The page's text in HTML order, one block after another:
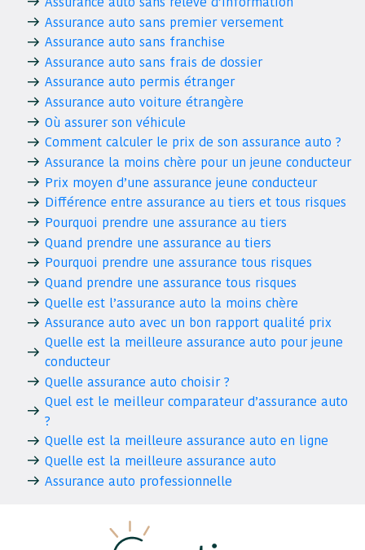
Assurance auto sans premier versement
Assurance auto sans franchise
Assurance auto sans frais de dossier
Assurance auto permis étranger
Assurance auto voiture étrangère
Où assurer son véhicule
Comment calculer le prix de son assurance auto ?
Assurance la moins chère pour un jeune conducteur
Prix moyen d’une assurance jeune conducteur
Différence entre assurance au tiers et tous risques
Pourquoi prendre une assurance au tiers
Quand prendre une assurance au tiers
Pourquoi prendre une assurance tous risques
Quand prendre une assurance tous risques
Quelle est l’assurance auto la moins chère
Assurance auto avec un bon rapport qualité prix
Quelle est la meilleure assurance auto pour jeune
conducteur
Quelle assurance auto choisir ?
Quel est le meilleur comparateur d’assurance auto
?
Quelle est la meilleure assurance auto en ligne
Quelle est la meilleure assurance auto
Assurance auto professionnelle